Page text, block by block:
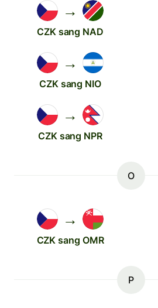
→
CZK sang NAD
→
CZK sang NIO
→
CZK sang NPR
O
→
CZK sang OMR
P